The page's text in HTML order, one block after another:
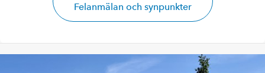
Felanmälan och synpunkter